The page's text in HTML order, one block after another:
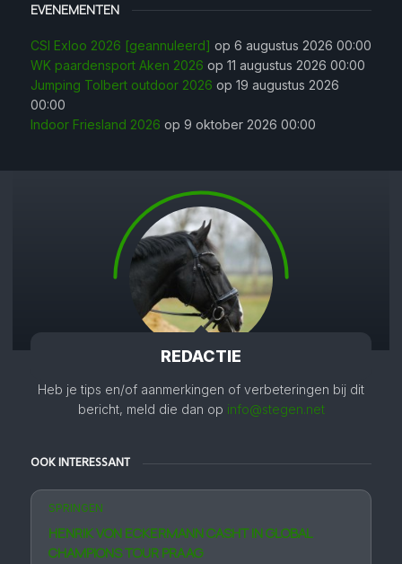
REDACTIE
Heb je tips en/of aanmerkingen of verbeteringen bij dit
bericht, meld die dan op info@stegen.net
OOK INTERESSANT
SPRINGEN
HENRIK VON ECKERMANN CASHT IN GLOBAL
CHAMPIONS TOUR PRAAG
EVENEMENTEN
CSI Exloo 2026 [geannuleerd] op 6 augustus 2026 00:00
WK paardensport Aken 2026 op 11 augustus 2026 00:00
Jumping Tolbert outdoor 2026 op 19 augustus 2026
00:00
Indoor Friesland 2026 op 9 oktober 2026 00:00